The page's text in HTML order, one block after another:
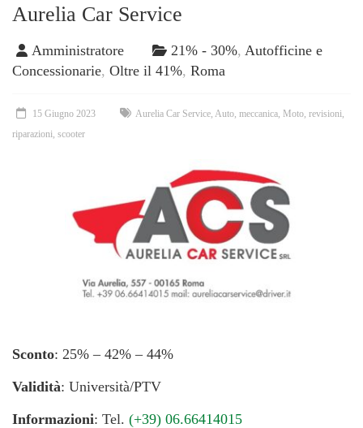
Aurelia Car Service
Amministratore 21% - 30%, Autofficine e
Concessionarie, Oltre il 41%, Roma
15 Giugno 2023 Aurelia Car Service Auto meccanica Moto revisioni
riparazioni scooter
Sconto: 25% – 42% – 44%
Validità: Università/PTV
Informazioni: Tel. (+39) 06.66414015